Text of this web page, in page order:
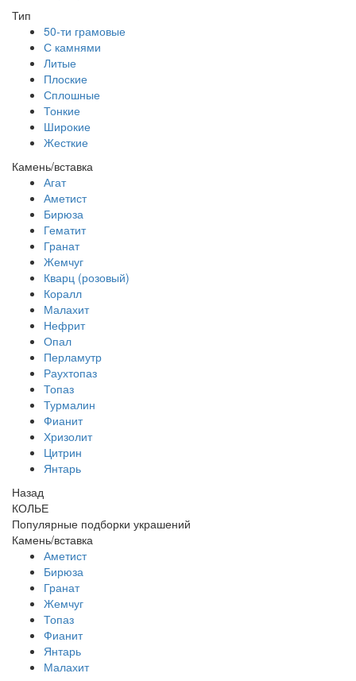
Тип
50-ти грамовые
С камнями
Литые
Плоские
Сплошные
Тонкие
Широкие
Жесткие
Камень/вставка
Агат
Аметист
Бирюза
Гематит
Гранат
Жемчуг
Кварц (розовый)
Коралл
Малахит
Нефрит
Опал
Перламутр
Раухтопаз
Топаз
Турмалин
Фианит
Хризолит
Цитрин
Янтарь
Назад
КОЛЬЕ
Популярные подборки украшений
Камень/вставка
Аметист
Бирюза
Гранат
Жемчуг
Топаз
Фианит
Янтарь
Малахит